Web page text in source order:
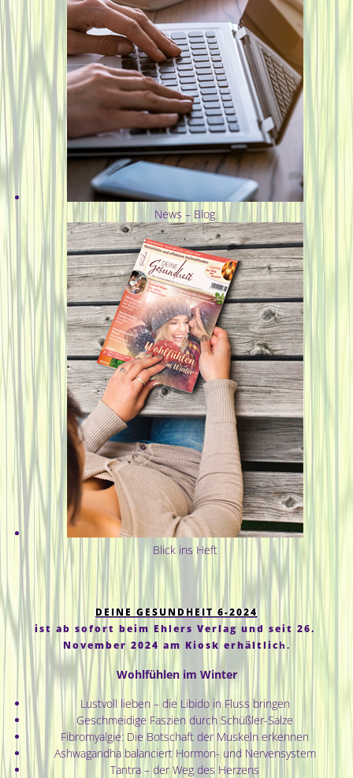
News – Blog
Blick ins Heft
DEINE GESUNDHEIT 6-2024
ist ab sofort beim Ehlers Verlag und seit 26.
November 2024 am Kiosk erhältlich.
Wohlfühlen im Winter
Lustvoll lieben – die Libido in Fluss bringen
Geschmeidige Faszien durch Schüßler-Salze
Fibromyalgie: Die Botschaft der Muskeln erkennen
Ashwagandha balanciert Hormon- und Nervensystem
Tantra – der Weg des Herzens